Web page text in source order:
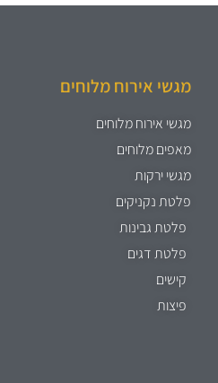
מגשי אירוח מלוחים
מגשי אירוח מלוחים
מאפים מלוחים
מגשי ירקות
פלטת נקניקים
פלטת גבינות
פלטת דגים
קישים
פיצות